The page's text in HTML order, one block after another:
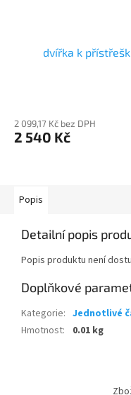
dvířka k
2 099,17 Kč bez DPH
2 540 Kč
Popis
Detailní popis
Popis produktu není
Doplňkové
Kategorie: Jednotlivé
Hmotnost: 0.01 kg